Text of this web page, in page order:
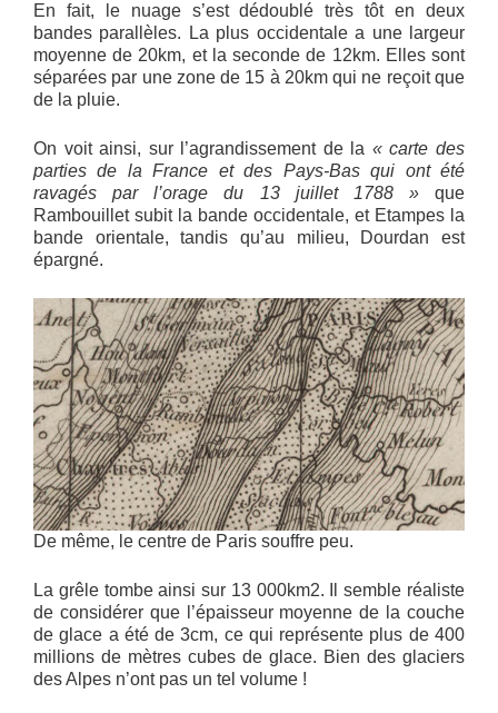
En fait, le nuage s’est dédoublé très tôt en deux
bandes parallèles. La plus occidentale a une largeur
moyenne de 20km, et la seconde de 12km. Elles sont
séparées par une zone de 15 à 20km qui ne reçoit que
de la pluie.
On voit ainsi, sur l’agrandissement de la « carte des
parties de la France et des Pays-Bas qui ont été
ravagés par l’orage du 13 juillet 1788 » que
Rambouillet subit la bande occidentale, et Etampes la
bande orientale, tandis qu’au milieu, Dourdan est
épargné.
De même, le centre de Paris souffre peu.
La grêle tombe ainsi sur 13 000km2. Il semble réaliste
de considérer que l’épaisseur moyenne de la couche
de glace a été de 3cm, ce qui représente plus de 400
millions de mètres cubes de glace. Bien des glaciers
des Alpes n’ont pas un tel volume !